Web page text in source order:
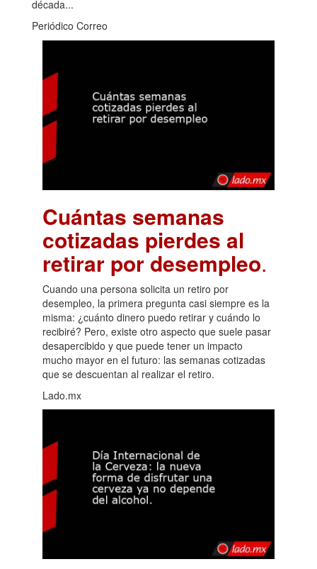
década...
Periódico Correo
Cuántas semanas
cotizadas pierdes al
retirar por desempleo.
Cuando una persona solicita un retiro por
desempleo, la primera pregunta casi siempre es la
misma: ¿cuánto dinero puedo retirar y cuándo lo
recibiré? Pero, existe otro aspecto que suele pasar
desapercibido y que puede tener un impacto
mucho mayor en el futuro: las semanas cotizadas
que se descuentan al realizar el retiro.
Lado.mx